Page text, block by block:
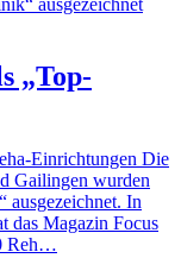
„Top-
Einrichtungen Die
Gailingen wurden
ausgezeichnet. In
das Magazin Focus
Reh…